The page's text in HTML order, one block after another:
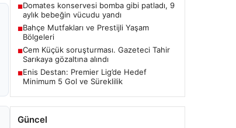
■Domates konservesi bomba gibi patladı, 9
aylık bebeğin vücudu yandı
■Bahçe Mutfakları ve Prestijli Yaşam
Bölgeleri
■Cem Küçük soruşturması. Gazeteci Tahir
Sarıkaya gözaltına alındı
■Enis Destan: Premier Lig’de Hedef
Minimum 5 Gol ve Süreklilik
Güncel